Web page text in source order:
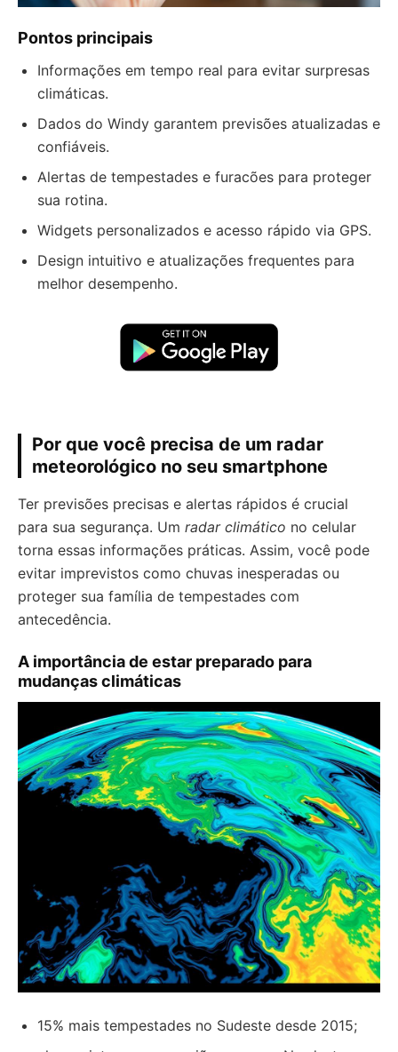
Pontos principais
Informações em tempo real para evitar surpresas
climáticas.
Dados do Windy garantem previsões atualizadas e
confiáveis.
Alertas de tempestades e furacões para proteger
sua rotina.
Widgets personalizados e acesso rápido via GPS.
Design intuitivo e atualizações frequentes para
melhor desempenho.
Por que você precisa de um radar
meteorológico no seu smartphone
Ter previsões precisas e alertas rápidos é crucial
para sua segurança. Um radar climático no celular
torna essas informações práticas. Assim, você pode
evitar imprevistos como chuvas inesperadas ou
proteger sua família de tempestades com
antecedência.
A importância de estar preparado para
mudanças climáticas
15% mais tempestades no Sudeste desde 2015;